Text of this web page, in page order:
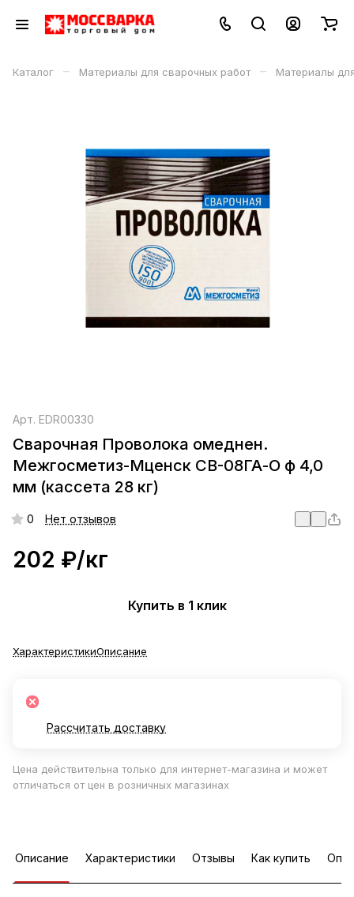
Каталог – Материалы для сварочных работ – Материалы
Арт. EDR00330
Сварочная Проволока омеднен.
Межгосметиз-Мценск СВ-08ГА-О ф 4,0
мм (кассета 28 кг)
0 Нет отзывов
202 ₽/кг
Купить в 1 клик
ХарактеристикиОписание
Рассчитать доставку
Цена действительна только для интернет-магазина и может
отличаться от цен в розничных магазинах
Описание Характеристики Отзывы Как купить